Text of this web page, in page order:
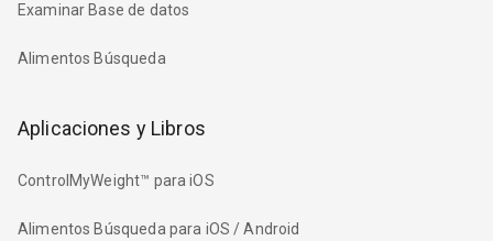
Examinar Base de datos
Alimentos Búsqueda
Aplicaciones y Libros
ControlMyWeight™ para iOS
Alimentos Búsqueda para iOS / Android